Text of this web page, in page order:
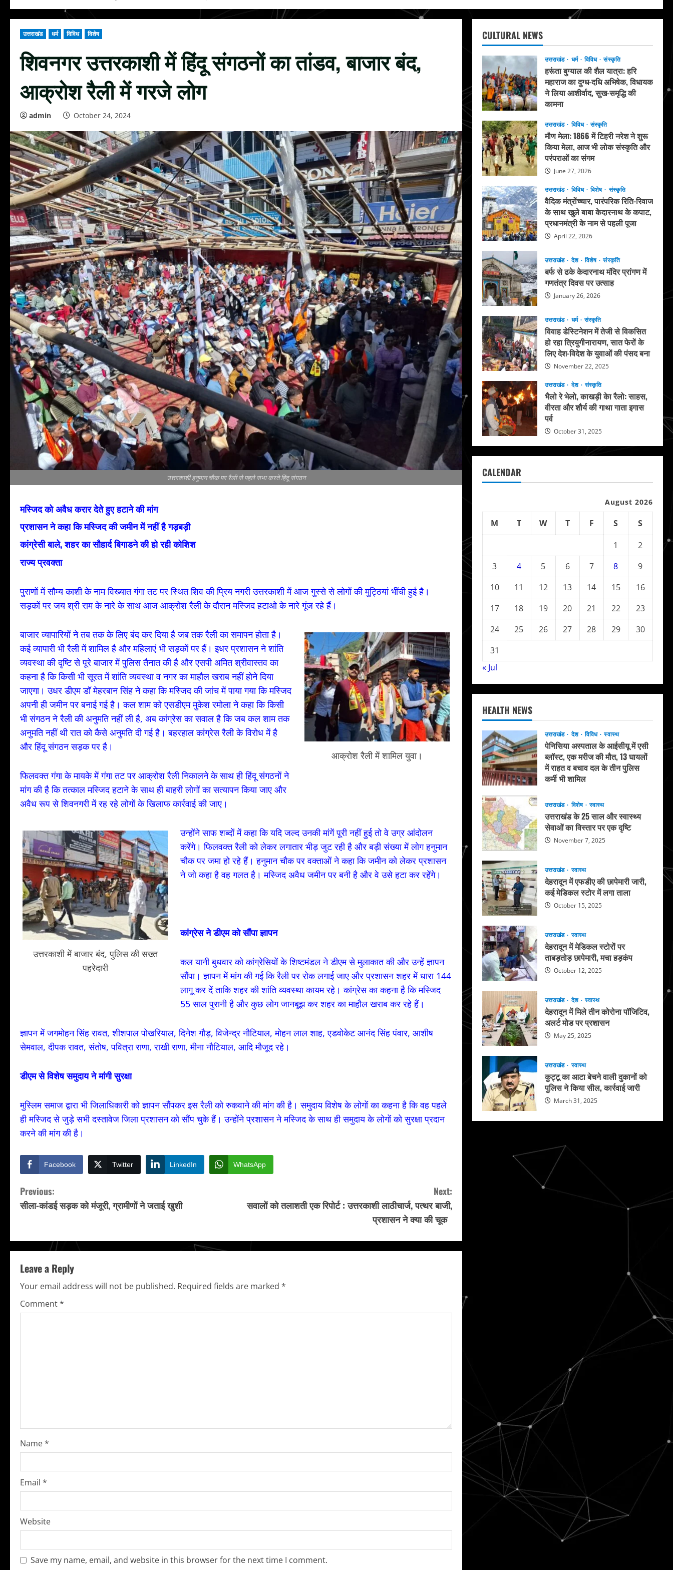
उत्तराखंड धर्म विविध विशेष
शिवनगर उत्तरकाशी में हिंदू संगठनों का तांडव, बाजार बंद,
आक्रोश रैली में गरजे लोग
admin October 24, 2024
उत्तरकाशी हनुमान चौक पर रैली से पहले सभा करते हिंदू संगठन
मस्जिद को अवैध करार देते हुए हटाने की मांग
प्रशासन ने कहा कि मस्जिद की जमीन में नहीं है गड़बड़ी
कांग्रेसी बाले, शहर का सौहार्द बिगाडने की हो रही कोशिश
राज्य प्रवक्ता
पुराणों में सौम्य काशी के नाम विख्यात गंगा तट पर स्थित शिव की प्रिय नगरी उत्तरकाशी में आज गुस्से से लोगों की मुट्ठियां भींची हुई है।
सड़कों पर जय श्री राम के नारे के साथ आज आक्रोश रैली के दौरान मस्जिद हटाओ के नारे गूंज रहे हैं।
आक्रोश रैली में शामिल युवा।
बाजार व्यापारियों ने तब तक के लिए बंद कर दिया है जब तक रैली का समापन होता है।
कई व्यापारी भी रैली में शामिल है और महिलाएं भी सड़कों पर हैं। इधर प्रशासन ने शांति
व्यवस्था की दृष्टि से पूरे बाजार में पुलिस तैनात की है और एसपी अमित श्रीवास्तव का
कहना है कि किसी भी सूरत में शांति व्यवस्था व नगर का माहौल खराब नहीं होने दिया
जाएगा। उधर डीएम डॉ मेहरबान सिंह ने कहा कि मस्जिद की जांच में पाया गया कि मस्जिद
अपनी ही जमीन पर बनाई गई है। कल शाम को एसडीएम मुकेश रमोला ने कहा कि किसी
भी संगठन ने रैली की अनुमति नहीं ली है, अब कांग्रेस का सवाल है कि जब कल शाम तक
अनुमति नहीं थी रात को कैसे अनुमति दी गई है। बहरहाल कांग्रेस रैली के विरोध में है
और हिंदू संगठन सड़क पर है।
फिलवक्त गंगा के मायके में गंगा तट पर आक्रोश रैली निकालने के साथ ही हिंदू संगठनों ने
मांग की है कि तत्काल मस्जिद हटाने के साथ ही बाहरी लोगों का सत्यापन किया जाए और
अवैध रूप से शिवनगरी में रह रहे लोगों के खिलाफ कार्रवाई की जाए।
उत्तरकाशी में बाजार बंद, पुलिस की सख्त
पहरेदारी
उन्होंने साफ शब्दों में कहा कि यदि जल्द उनकी मांगें पूरी नहीं हुई तो वे उग्र आंदोलन
करेंगे। फिलवक्त रैली को लेकर लगातार भीड़ जुट रही है और बड़ी संख्या में लोग हनुमान
चौक पर जमा हो रहे हैं। हनुमान चौक पर वक्ताओं ने कहा कि जमीन को लेकर प्रशासन
ने जो कहा है वह गलत है। मस्जिद अवैध जमीन पर बनी है और वे उसे हटा कर रहेंगे।
कांग्रेस ने डीएम को सौंपा ज्ञापन
कल यानी बुधवार को कांग्रेसियों के शिष्टमंडल ने डीएम से मुलाकात की और उन्हें ज्ञापन
सौंपा। ज्ञापन में मांग की गई कि रैली पर रोक लगाई जाए और प्रशासन शहर में धारा 144
लागू कर दें ताकि शहर की शांति व्यवस्था कायम रहे। कांग्रेस का कहना है कि मस्जिद
55 साल पुरानी है और कुछ लोग जानबूझ कर शहर का माहौल खराब कर रहे हैं।
ज्ञापन में जगमोहन सिंह रावत, शीशपाल पोखरियाल, दिनेश गौड़, विजेन्द्र नौटियाल, मोहन लाल शाह, एडवोकेट आनंद सिंह पंवार, आशीष
सेमवाल, दीपक रावत, संतोष, पवित्रा राणा, राखी राणा, मीना नौटियाल, आदि मौजूद रहे।
डीएम से विशेष समुदाय ने मांगी सुरक्षा
मुस्लिम समाज द्वारा भी जिलाधिकारी को ज्ञापन सौंपकर इस रैली को रुकवाने की मांग की है। समुदाय विशेष के लोगों का कहना है कि वह पहले
ही मस्जिद से जुड़े सभी दस्तावेज जिला प्रशासन को सौंप चुके हैं। उन्होंने प्रशासन ने मस्जिद के साथ ही समुदाय के लोगों को सुरक्षा प्रदान
करने की मांग की है।
Facebook Twitter LinkedIn WhatsApp
C
o
n
t
i
n
u
d
i
n
g
Previous:
सीला-कांडई सड़क को मंजूरी, ग्रामीणों ने जताई खुशी
Next:
सवालों को तलाशती एक रिपोर्ट : उत्तरकाशी लाठीचार्ज, पत्थर बाजी,
प्रशासन ने क्या की चूक
Leave a Reply
Your email address will not be published. Required fields are marked *
Comment*
Name*
Email *
Website
Save my name, email, and website in this browser for the next time I comment.
CULTURAL NEWS
उत्तराखंड धर्म विविध संस्कृति
हरूंता बुग्याल की शैल यात्रा: हरि
महाराज का दुग्ध-दधि अभिषेक, विधायक
ने लिया आशीर्वाद, सुख-समृद्धि की
कामना
उत्तराखंड
विविध संस्कृति
मौण मेला: 1866 में टिहरी नरेश ने शुरू
किया मेला, आज भी लोक संस्कृति और
परंपराओं का संगम
June 27, 2026
उत्तराखंड विविध विशेष संस्कृति
वैदिक मंत्रोंच्चार, पारंपरिक रिति-रिवाज
के साथ खुले बाबा केदारनाथ के कपाट,
प्रधानमंत्री के नाम से पहली पूजा
April 22, 2026
उत्तराखंड देश विशेष संस्कृति
बर्फ से ढके केदारनाथ मंदिर प्रांगण में
गणतंत्र दिवस पर उत्साह
January 26, 2026
उत्तराखंड धर्म संस्कृति
विवाह डेस्टिनेशन में तेजी से विकसित
हो रहा त्रियुगीनारायण, सात फेरों के
लिए देश-विदेश के युवाओं की पंसद बना
November 22, 2025
उत्तराखंड देश संस्कृति
भैलो रे भेलो, काखड़ी केा रैलो: साहस,
वीरता और शौर्य की गाथा गाता इगास
पर्व
October 31, 2025
CALENDAR
August 2026
M T W T F S
S
1
2
3
4 5 6 7 8
9
10
11 12 13 14 15
16
17
18 19 20 21 22
23
24
25 26 27 28 29
30
31
« Jul
HEALTH NEWS
उत्तराखंड देश विविध स्वास्थ
पेनिसिया अस्पताल के आईसीयू में एसी
ब्लॉस्ट, एक मरीज की मौत, 13 घायलों
में राहत व बचाव दल के तीन पुलिस
कर्मी भी शामिल
उत्तराखंड
विशेष स्वास्थ
उत्तराखंड के 25 साल और स्वास्थ्य
सेवाओं का विस्तार पर एक दृष्टि
November 7, 2025
उत्तराखंड स्वास्थ
देहरादून में एफडीए की छापेमारी जारी,
कई मेडिकल स्टोर में लगा ताला
October 15, 2025
उत्तराखंड स्वास्थ
देहरादून में मेडिकल स्टोरों पर
ताबड़तोड़ छापेमारी, मचा हड़कंप
October 12, 2025
उत्तराखंड देश स्वास्थ
देहरादून में मिले तीन कोरोना पॉजिटिव,
अलर्ट मोड पर प्रशासन
May 25, 2025
उत्तराखंड स्वास्थ
कुट्टू का आटा बेचने वाली दुकानों को
पुलिस ने किया सील, कार्रवाई जारी
March 31, 2025